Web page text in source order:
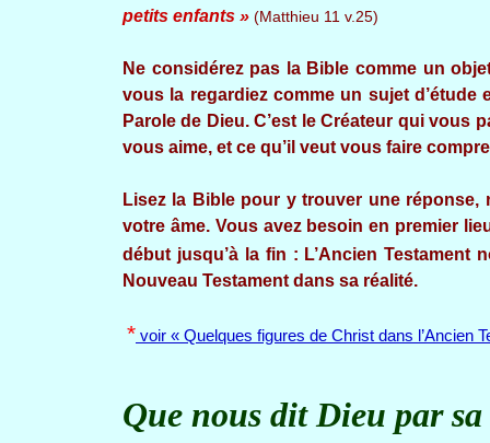
petits enfants » (Matthieu 11 v.25)
Ne considérez pas la Bible comme un
vous la regardiez comme un sujet d’étude
Parole de Dieu. C’est le Créateur qui vous
vous aime, et ce qu’il veut vous faire
Lisez la Bible pour y trouver une
votre âme. Vous avez besoin en premier
début jusqu’à la fin : L’Ancien
Nouveau Testament dans sa réalité.
* voir « Quelques figures de Christ dans l’Ancien
Que nous dit Dieu par